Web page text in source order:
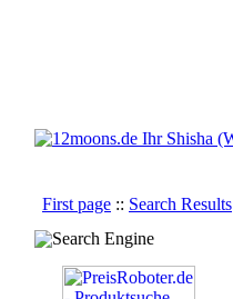
First page :: Search Results
Search Engine